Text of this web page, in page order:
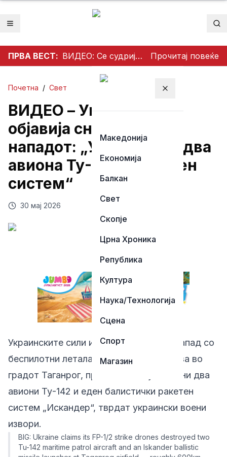
Отвори мени
ПРВА ВЕСТ: ВИДЕО: Се судрија патничко возило и камион на патот Гостивар – Страж Прочитај повеќе
Затвори мени
Македонија
Економија
Балкан
Свет
Скопје
Црна Хроника
Република
Култура
Наука/Технологија
Сцена
Спорт
Магазин
Почетна / Свет
ВИДЕО – Украинците
објавија снимка од
нападот: „Уништивме два
авиона Ту-142 и ракетен
систем“
30 мај 2026
Украинските сили извршиле успешен напад со
беспилотни летала врз руска воена база во
градот Таганрог, при што биле уништени два
авиони Ту-142 и еден балистички ракетен
систем „Искандер“, тврдат украински воени
извори.
BIG: Ukraine claims its FP-1/2 strike drones destroyed two
Tu-142 maritime patrol aircraft and an Iskander ballistic